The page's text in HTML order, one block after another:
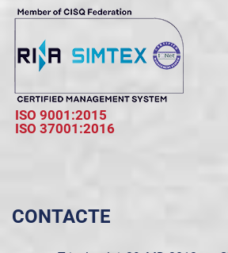
ISO 9001:2015
ISO 37001:2016
CONTACTE